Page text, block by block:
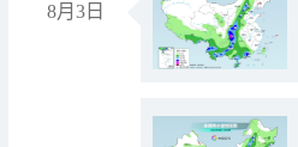
8月3日